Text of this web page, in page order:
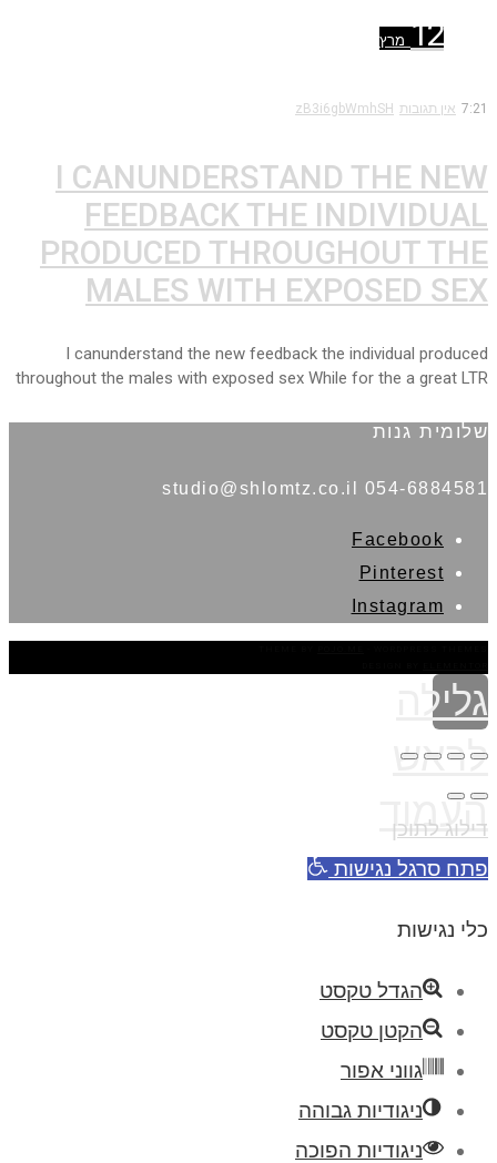
12 מרץ
7:21 אין תגובות zB3i6gbWmhSH
I CANUNDERSTAND THE NEW
FEEDBACK THE INDIVIDUAL
PRODUCED THROUGHOUT THE
MALES WITH EXPOSED SEX
I canunderstand the new feedback the individual produced
throughout the males with exposed sex While for the a great LTR
שלומית גנות
054-6884581 studio@shlomtz.co.il
Facebook
Pinterest
Instagram
גלילה
לראש
העמוד
דילוג לתוכן
פתח סרגל נגישות
כלי נגישות
הגדל טקסט
הקטן טקסט
גווני אפור
ניגודיות גבוהה
ניגודיות הפוכה